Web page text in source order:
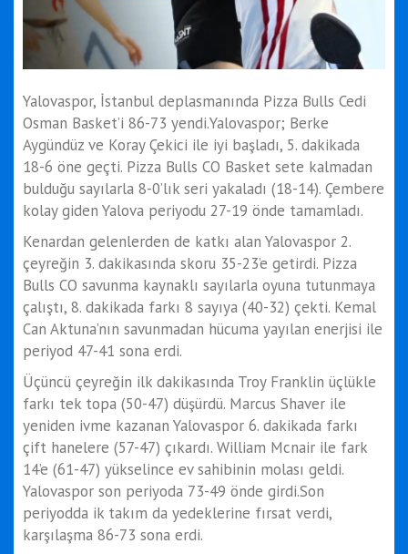
Yalovaspor, İstanbul deplasmanında Pizza Bulls Cedi
Osman Basket’i 86-73 yendi.Yalovaspor; Berke
Aygündüz ve Koray Çekici ile iyi başladı, 5. dakikada
18-6 öne geçti. Pizza Bulls CO Basket sete kalmadan
bulduğu sayılarla 8-0’lık seri yakaladı (18-14). Çembere
kolay giden Yalova periyodu 27-19 önde tamamladı.
Kenardan gelenlerden de katkı alan Yalovaspor 2.
çeyreğin 3. dakikasında skoru 35-23’e getirdi. Pizza
Bulls CO savunma kaynaklı sayılarla oyuna tutunmaya
çalıştı, 8. dakikada farkı 8 sayıya (40-32) çekti. Kemal
Can Aktuna’nın savunmadan hücuma yayılan enerjisi ile
periyod 47-41 sona erdi.
Üçüncü çeyreğin ilk dakikasında Troy Franklin üçlükle
farkı tek topa (50-47) düşürdü. Marcus Shaver ile
yeniden ivme kazanan Yalovaspor 6. dakikada farkı
çift hanelere (57-47) çıkardı. William Mcnair ile fark
14’e (61-47) yükselince ev sahibinin molası geldi.
Yalovaspor son periyoda 73-49 önde girdi.Son
periyodda ik takım da yedeklerine fırsat verdi,
karşılaşma 86-73 sona erdi.